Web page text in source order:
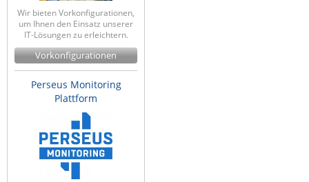
Moxa
Netio
Panorama Antennas
PatchSee
Power Kingdom
Raritan
Riello UPS
Wir bieten Vorkonfigurationen,
um Ihnen den Einsatz unserer
IT-Lösungen zu erleichtern.
Vorkonfigurationen
Perseus Monitoring
Plattform